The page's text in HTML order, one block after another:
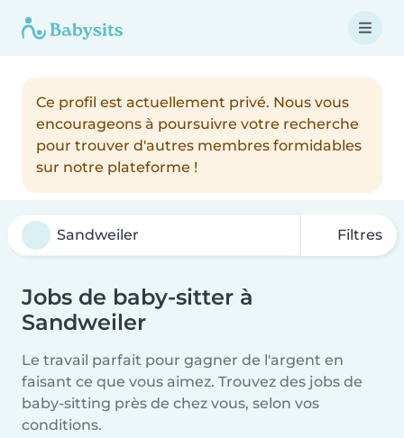
Ce profil est actuellement privé. Nous vous
encourageons à poursuivre votre recherche
pour trouver d'autres membres formidables
sur notre plateforme !
Filtres
Jobs de baby-sitter à
Sandweiler
Le travail parfait pour gagner de l'argent en
faisant ce que vous aimez. Trouvez des jobs de
baby-sitting près de chez vous, selon vos
conditions.